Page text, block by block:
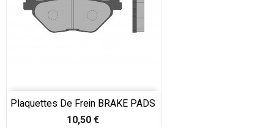
Plaquettes De Frein BRAKE PADS
Prix
10,50 €